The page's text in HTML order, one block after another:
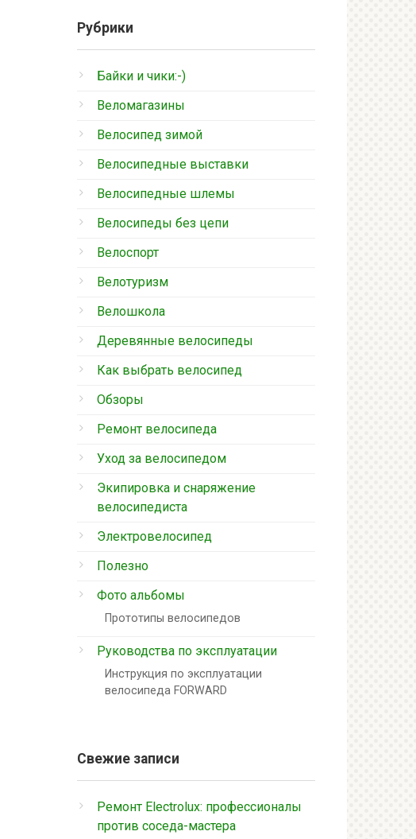
Рубрики
Байки и чики:-)
Веломагазины
Велосипед зимой
Велосипедные выставки
Велосипедные шлемы
Велосипеды без цепи
Велоспорт
Велотуризм
Велошкола
Деревянные велосипеды
Как выбрать велосипед
Обзоры
Ремонт велосипеда
Уход за велосипедом
Экипировка и снаряжение
велосипедиста
Электровелосипед
Полезно
Фото альбомы
Прототипы велосипедов
Руководства по эксплуатации
Инструкция по эксплуатации
велосипеда FORWARD
Свежие записи
Ремонт Electrolux: профессионалы
против соседа-мастера